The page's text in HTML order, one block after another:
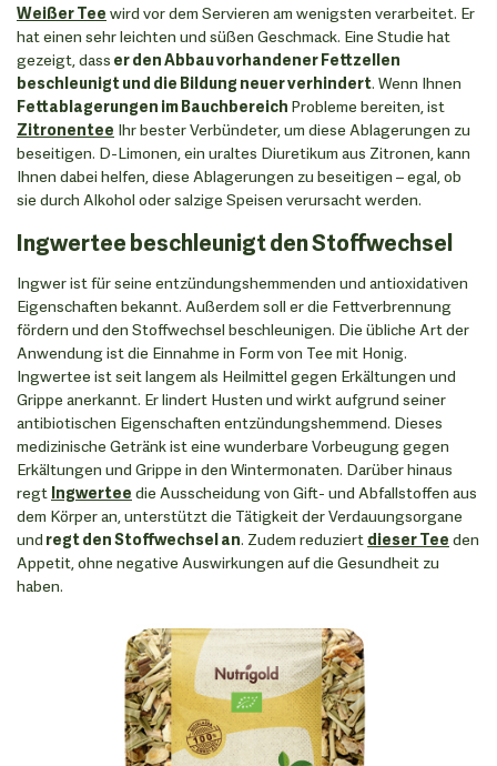
Weißer Tee wird vor dem Servieren am wenigsten verarbeitet. Er
hat einen sehr leichten und süßen Geschmack. Eine Studie hat
gezeigt, dass er den Abbau vorhandener Fettzellen
beschleunigt und die Bildung neuer verhindert. Wenn Ihnen
Fettablagerungen im Bauchbereich Probleme bereiten, ist
Zitronentee Ihr bester Verbündeter, um diese Ablagerungen zu
beseitigen. D-Limonen, ein uraltes Diuretikum aus Zitronen, kann
Ihnen dabei helfen, diese Ablagerungen zu beseitigen – egal, ob
sie durch Alkohol oder salzige Speisen verursacht werden.
Ingwertee beschleunigt den Stoffwechsel
Ingwer ist für seine entzündungshemmenden und antioxidativen
Eigenschaften bekannt. Außerdem soll er die Fettverbrennung
fördern und den Stoffwechsel beschleunigen. Die übliche Art der
Anwendung ist die Einnahme in Form von Tee mit Honig.
Ingwertee ist seit langem als Heilmittel gegen Erkältungen und
Grippe anerkannt. Er lindert Husten und wirkt aufgrund seiner
antibiotischen Eigenschaften entzündungshemmend. Dieses
medizinische Getränk ist eine wunderbare Vorbeugung gegen
Erkältungen und Grippe in den Wintermonaten. Darüber hinaus
regt Ingwertee die Ausscheidung von Gift- und Abfallstoffen aus
dem Körper an, unterstützt die Tätigkeit der Verdauungsorgane
und regt den Stoffwechsel an. Zudem reduziert dieser Tee den
Appetit, ohne negative Auswirkungen auf die Gesundheit zu
haben.